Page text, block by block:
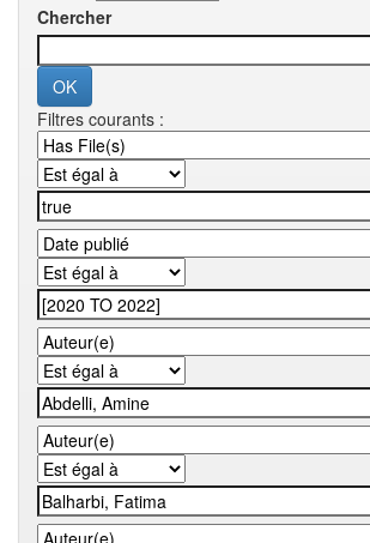
Chercher
Filtres courants :